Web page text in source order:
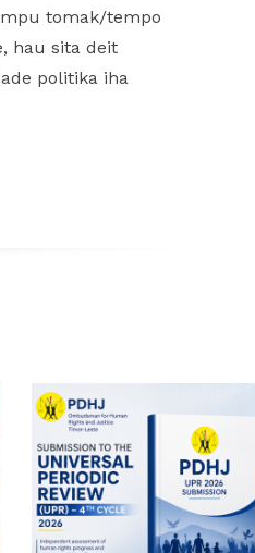
tomak/tempo
hau sita deit
politika iha